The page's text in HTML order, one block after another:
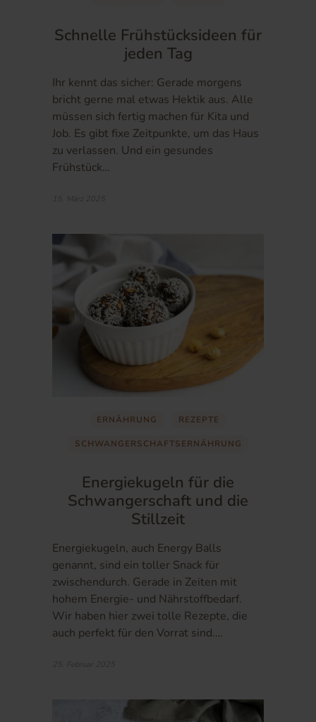
Schnelle Frühstücksideen für
jeden Tag
Ihr kennt das sicher: Gerade morgens
bricht gerne mal etwas Hektik aus. Alle
müssen sich fertig machen für Kita und
Job. Es gibt fixe Zeitpunkte, um das Haus
zu verlassen. Und ein gesundes
Frühstück…
15. März 2025
ERNÄHRUNG REZEPTE
SCHWANGERSCHAFTSERNÄHRUNG
Energiekugeln für die
Schwangerschaft und die
Stillzeit
Energiekugeln, auch Energy Balls
genannt, sind ein toller Snack für
zwischendurch. Gerade in Zeiten mit
hohem Energie- und Nährstoffbedarf.
Wir haben hier zwei tolle Rezepte, die
auch perfekt für den Vorrat sind.…